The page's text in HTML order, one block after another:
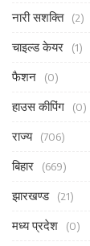
नारी सशक्ति (2)
चाइल्ड केयर (1)
फैशन (0)
हाउस कीपिंग (0)
राज्य (706)
बिहार (669)
झारखण्ड (21)
मध्य प्रदेश (0)